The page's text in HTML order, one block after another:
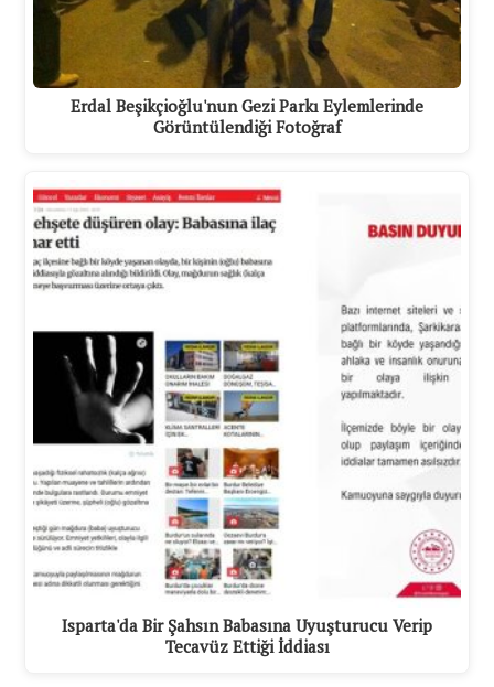
Erdal Beşikçioğlu'nun Gezi Parkı Eylemlerinde
Görüntülendiği Fotoğraf
Isparta'da Bir Şahsın Babasına Uyuşturucu Verip
Tecavüz Ettiği İddiası